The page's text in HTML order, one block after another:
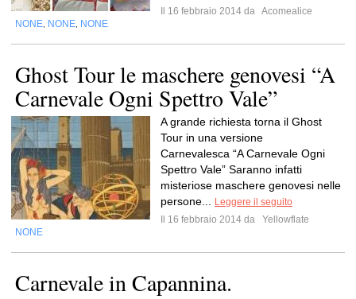
Il 16 febbraio 2014 da Acomealice
NONE NONE NONE
Ghost Tour le maschere genovesi “A
Carnevale Ogni Spettro Vale”
A grande richiesta torna il Ghost
Tour in una versione
Carnevalesca “A Carnevale Ogni
Spettro Vale” Saranno infatti
misteriose maschere genovesi nelle
persone...
Leggere il seguito
Il 16 febbraio 2014 da
Yellowflate
NONE
Carnevale in Capannina.